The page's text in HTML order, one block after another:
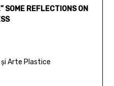
SOME REFLECTIONS ON
Arte Plastice